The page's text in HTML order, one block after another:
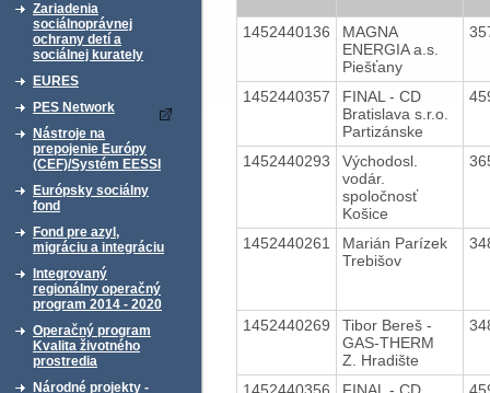
Zariadenia
sociálnoprávnej
ochrany detí a
sociálnej kurately
EURES
PES Network
Nástroje na
prepojenie Európy
(CEF)/Systém EESSI
Európsky sociálny
fond
Fond pre azyl,
migráciu a integráciu
Integrovaný
regionálny operačný
program 2014 - 2020
Operačný program
Kvalita životného
prostredia
Národné projekty -
1452440136
MAGNA
ENERGIA a.s.
Piešťany
1452440357
FINAL - CD
Bratislava s.r.o.
Partizánske
1452440293
Východosl.
vodár.
spoločnosť
Košice
1452440261
Marián Parízek
Trebišov
1452440269
Tibor Bereš -
GAS-THERM
Z. Hradište